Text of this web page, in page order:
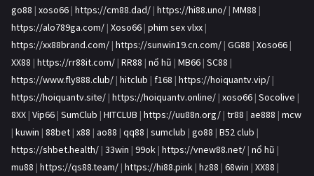
go88 | xoso66 | https://cm88.dad/ | https://hi88.uno/ | MM88 |
https://alo789ga.com/ | Xoso66 | phim sex vlxx |
https://xx88brand.com/ | https://sunwin19.cn.com/ | GG88 | Xoso66 |
XX88 | https://rr88it.com/ | RR88 | nổ hũ | MB66 | SC88 |
https://www.fly888.club/ | hitclub | f168 | https://hoiquantv.vip/ |
https://hoiquantv.site/ | https://hoiquantv.online/ | xoso66 | Socolive |
8XX | Vip66 | SumClub | HITCLUB | https://uu88n.org/ | tr88 | ae888 | mcw
| kuwin | 88bet | x88 | ao88 | qq88 | sumclub | go88 | B52 club |
https://shbet.health/ | 33win | 99ok | https://vnew88.net/ | nổ hũ |
mu88 | https://qs88.team/ | https://hi88.pink | hz88 | 68win | XX88 |